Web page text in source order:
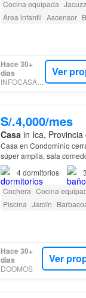
Cocina equipada
Área infantil Ascensor
Hace 30+
días
INFOCASAS.PE
Ver
S/.4,000/mes
Casa in Ica,
Casa en Condominio
súper amplia, sala
con baño y amplio
4dormitorios 3
Cochera Cocina
Piscina Jardín
Hace 30+
días
DOOMOS
Ver